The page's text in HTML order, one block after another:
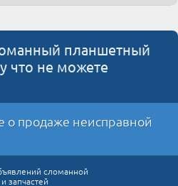
планшетный
что не можете
о продаже неисправной
сломанной
запчастей